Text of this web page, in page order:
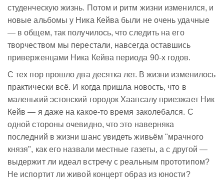
студенческую жизнь. Потом и ритм жизни изменился, и
новые альбомы у Ника Кейва были не очень удачные
— в общем, так получилось, что следить на его
творчеством мы перестали, навсегда оставшись
приверженцами Ника Кейва периода 90-х годов.
С тех пор прошло два десятка лет. В жизни изменилось
практически всё. И когда пришла новость, что в
маленький эстонский городок Хаапсалу приезжает Ник
Кейв — я даже на какое-то время заколебался. С
одной стороны очевидно, что это наверняка
последний в жизни шанс увидеть живьём "мрачного
князя", как его назвали местные газеты, а с другой —
выдержит ли идеал встречу с реальным прототипом?
Не испортит ли живой концерт образ из юности?